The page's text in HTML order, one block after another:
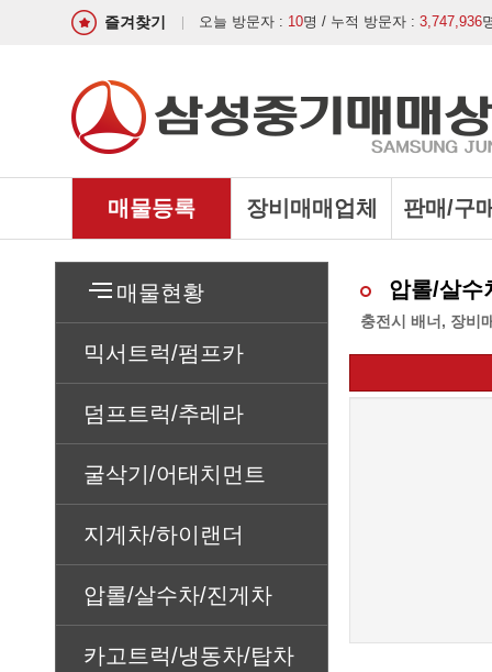
즐겨찾기 오늘 방문자 : 10명 / 누적 방문자 : 3,747,936
매물등록 장비매매업체 판매/구
매물현황
믹서트럭/펌프카
덤프트럭/추레라
굴삭기/어태치먼트
지게차/하이랜더
압롤/살수차/진게차
카고트럭/냉동차/탑차
압롤/살수
충전시 배너, 장비